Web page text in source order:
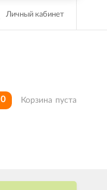
Личный кабинет
0 Корзина пуста